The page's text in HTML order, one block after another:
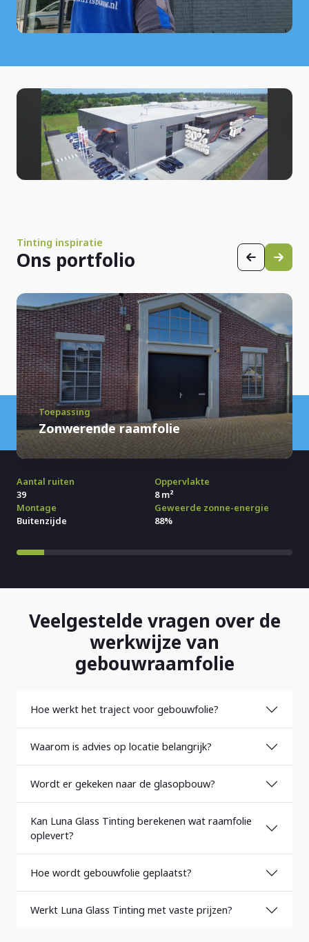
Tinting inspiratie
Ons portfolio
Toepassing
Zonwerende raamfolie
Aantal ruiten
74
Oppervlakte
172 m²
Montage
Buitenzijde
Geweerde zonne-energie
88%
Veelgestelde vragen over de
werkwijze van
gebouwraamfolie
Hoe werkt het traject voor gebouwfolie?
Waarom is advies op locatie belangrijk?
Wordt er gekeken naar de glasopbouw?
Kan Luna Glass Tinting berekenen wat raamfolie
oplevert?
Hoe wordt gebouwfolie geplaatst?
Werkt Luna Glass Tinting met vaste prijzen?